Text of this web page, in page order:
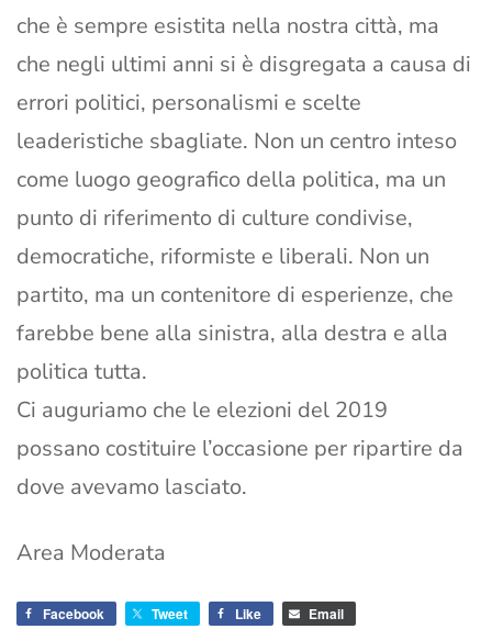
che è sempre esistita nella nostra città, ma
che negli ultimi anni si è disgregata a causa di
errori politici, personalismi e scelte
leaderistiche sbagliate. Non un centro inteso
come luogo geografico della politica, ma un
punto di riferimento di culture condivise,
democratiche, riformiste e liberali. Non un
partito, ma un contenitore di esperienze, che
farebbe bene alla sinistra, alla destra e alla
politica tutta.
Ci auguriamo che le elezioni del 2019
possano costituire l’occasione per ripartire da
dove avevamo lasciato.
Area Moderata
Facebook Tweet Like Email